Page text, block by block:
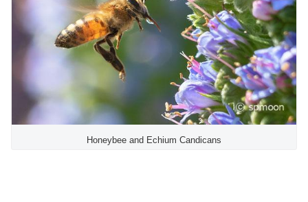
Honeybee and Echium Candicans